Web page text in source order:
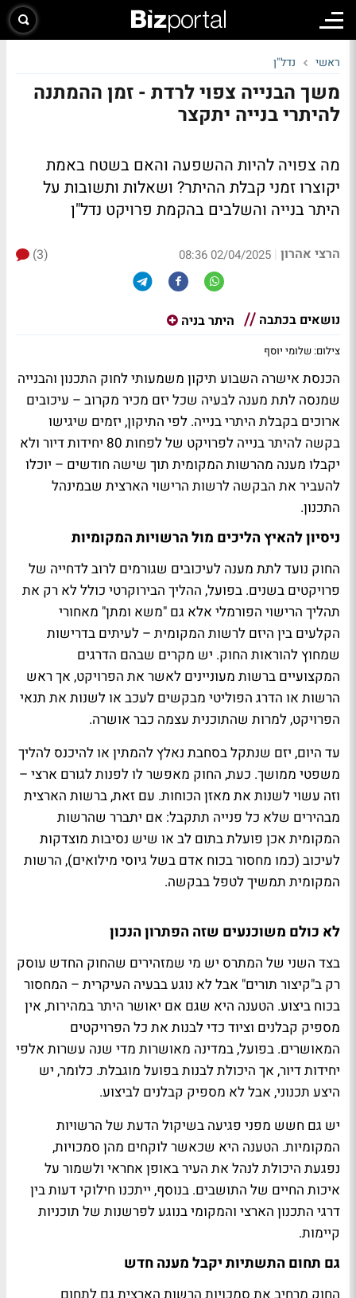
ראשי נדל"ן
משך הבנייה צפוי לרדת - זמן ההמתנה
להיתרי בנייה יתקצר
מה צפויה להיות ההשפעה והאם בשטח באמת
יקוצרו זמני קבלת ההיתר? ושאלות ותשובות על
היתר בנייה והשלבים בהקמת פרויקט נדל"ן
הרצי אהרון |
02/04/2025 08:36
(3)
נושאים בכתבה היתר בניה
צילום: שלומי יוסף
הכנסת אישרה השבוע תיקון משמעותי לחוק התכנון והבנייה
שמנסה לתת מענה לבעיה שכל יזם מכיר מקרוב – עיכובים
ארוכים בקבלת היתרי בנייה. לפי התיקון, יזמים שיגישו
בקשה להיתר בנייה לפרויקט של לפחות 80 יחידות דיור ולא
יקבלו מענה מהרשות המקומית תוך שישה חודשים – יוכלו
להעביר את הבקשה לרשות הרישוי הארצית שבמינהל
התכנון.
ניסיון להאיץ הליכים מול הרשויות המקומיות
החוק נועד לתת מענה לעיכובים שגורמים לרוב לדחייה של
פרויקטים בשנים. בפועל, ההליך הבירוקרטי כולל לא רק את
תהליך הרישוי הפורמלי אלא גם "משא ומתן" מאחורי
הקלעים בין היזם לרשות המקומית – לעיתים בדרישות
שמחוץ להוראות החוק. יש מקרים שבהם הדרגים
המקצועיים ברשות מעוניינים לאשר את הפרויקט, אך ראש
הרשות או הדרג הפוליטי מבקשים לעכב או לשנות את תנאי
הפרויקט, למרות שהתוכנית עצמה כבר אושרה.
עד היום, יזם שנתקל בסחבת נאלץ להמתין או להיכנס להליך
משפטי ממושך. כעת, החוק מאפשר לו לפנות לגורם ארצי –
וזה עשוי לשנות את מאזן הכוחות. עם זאת, ברשות הארצית
מבהירים שלא כל פנייה תתקבל: אם יתברר שהרשות
המקומית אכן פועלת בתום לב או שיש נסיבות מוצדקות
לעיכוב (כמו מחסור בכוח אדם בשל גיוסי מילואים), הרשות
המקומית תמשיך לטפל בבקשה.
לא כולם משוכנעים שזה הפתרון הנכון
בצד השני של המתרס יש מי שמזהירים שהחוק החדש עוסק
רק ב"קיצור תורים" אבל לא נוגע בבעיה העיקרית – המחסור
בכוח ביצוע. הטענה היא שגם אם יאושר היתר במהירות, אין
מספיק קבלנים וציוד כדי לבנות את כל הפרויקטים
המאושרים. בפועל, במדינה מאושרות מדי שנה עשרות אלפי
יחידות דיור, אך היכולת לבנות בפועל מוגבלת. כלומר, יש
היצע תכנוני, אבל לא מספיק קבלנים לביצוע.
יש גם חשש מפני פגיעה בשיקול הדעת של הרשויות
המקומיות. הטענה היא שכאשר לוקחים מהן סמכויות,
נפגעת היכולת לנהל את העיר באופן אחראי ולשמור על
איכות החיים של התושבים. בנוסף, ייתכנו חילוקי דעות בין
דרגי התכנון הארצי והמקומי בנוגע לפרשנות של תוכניות
קיימות.
גם תחום התשתיות יקבל מענה חדש